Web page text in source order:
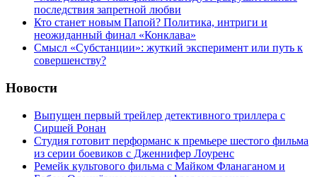
последствия запретной любви
Кто станет новым Папой? Политика, интриги и
неожиданный финал «Конклава»
Cмысл «Субстанции»: жуткий эксперимент или путь к
совершенству?
Новости
Выпущен первый трейлер детективного триллера с
Сиршей Ронан
Студия готовит перформанс к премьере шестого фильма
из серии боевиков с Дженнифер Лоуренс
Ремейк культового фильма с Майком Фланаганом и